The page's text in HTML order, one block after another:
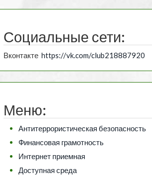
Социальные сети:
Вконтакте https://vk.com/club218887920
Меню:
Антитеррористическая безопасность
Финансовая грамотность
Интернет приемная
Доступная среда